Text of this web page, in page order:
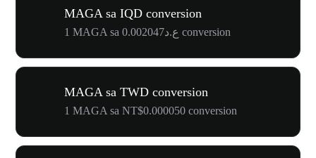
MAGA sa IQD conversion
1 MAGA sa ع.د0.002047 conversion
MAGA sa TWD conversion
1 MAGA sa NT$0.000050 conversion